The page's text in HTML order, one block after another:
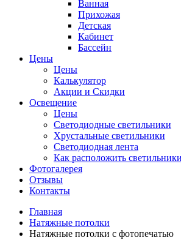
Ванная
Прихожая
Детская
Кабинет
Бассейн
Цены
Цены
Калькулятор
Акции и Скидки
Освещение
Цены
Светодиодные светильники
Хрустальные светильники
Светодиодная лента
Как расположить
Фотогалерея
Отзывы
Контакты
Главная
Натяжные потолки
Натяжные потолки с фотопечатью